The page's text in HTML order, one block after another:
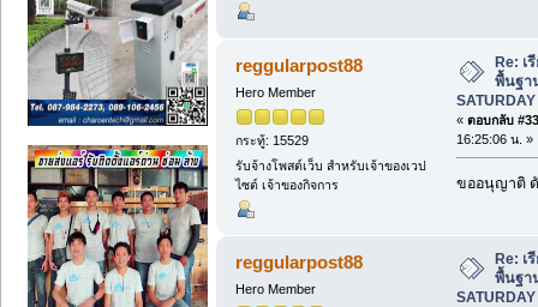
reggularpost88
Hero Member
กระทู้: 15529
รับจ้างโพสต์เว็บ สำหรับเจ้าของเวป
ไซต์ เจ้าของกิจการ
Re: เ
พื้นฐา
« ตอบกลับ
16:25:06 น. »
ขออนุญาติ
reggularpost88
Hero Member
Re: เ
พื้นฐา